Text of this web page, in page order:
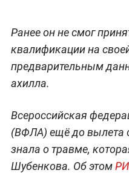
Ранее он не смог
квалификации на
предварительным
ахилла.
Всероссийская
(ВФЛА) ещё до вылета
знала о травме,
Шубенкова. Об этом